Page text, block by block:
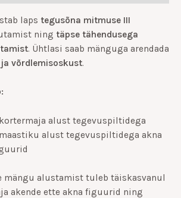
laps tegusõna mitmuse III
ning täpse tähendusega
. Ühtlasi saab mänguga arendada
võrdlemisoskust.
alust tegevuspiltidega
alust tegevuspiltidega akna
mängu alustamist tuleb täiskasvanul
akende ette akna figuurid ning